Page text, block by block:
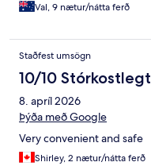
Val, 9 nætur/nátta ferð
Staðfest umsögn
10/10 Stórkostlegt
8. apríl 2026
Þýða með Google
Very convenient and safe
Shirley, 2 nætur/nátta ferð